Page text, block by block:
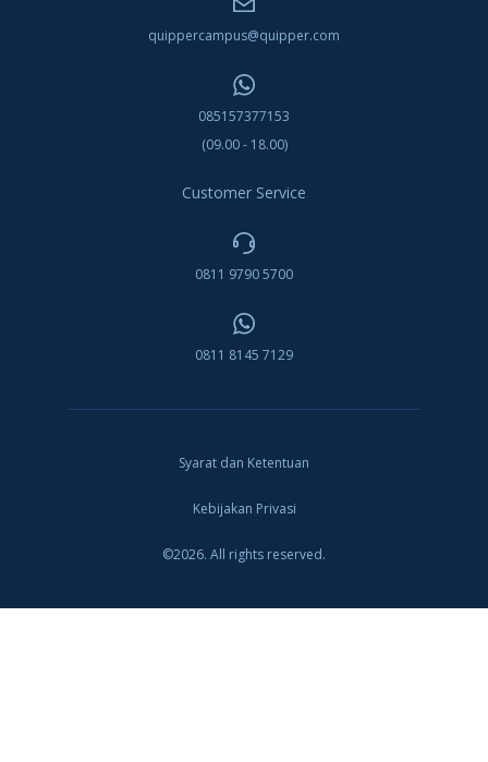
quippercampus@quipper.com
085157377153
(09.00 - 18.00)
Customer Service
0811 9790 5700
0811 8145 7129
©2026. All rights reserved.
Syarat dan Ketentuan
Kebijakan Privasi